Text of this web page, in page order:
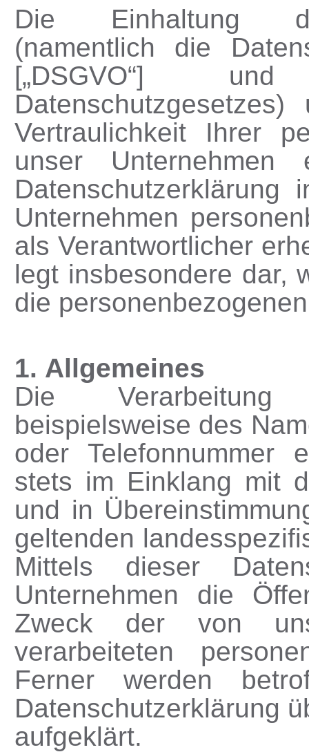
Die Einhaltung
(namentlich die
[„DSGVO“]
Vertraulichkeit Ihrer
unser
Datenschutzerklärung
Unternehmen
als Verantwortlicher
legt insbesondere dar,
die
1. Allgemeines
Die Verarbeitung
beispielsweise des
oder Telefonnummer
stets im Einklang mit
und in
geltenden
Mittels dieser
Unternehmen die
Zweck der von
verarbeiteten
Ferner werden
Datenschutzerklärung
aufgeklärt.